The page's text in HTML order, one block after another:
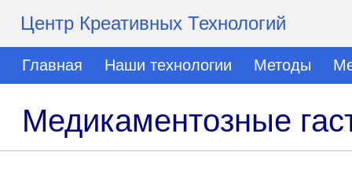
Центр Креативных Технологий
Главная Наши технологии Методы
Медикаментозные